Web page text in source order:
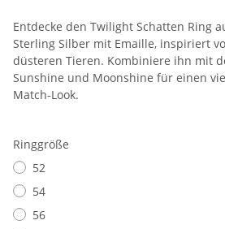
Entdecke den Twilight Schatten Ring
Sterling Silber mit Emaille, inspiriert
düsteren Tieren. Kombiniere ihn mit
Sunshine und Moonshine für einen
Match-Look.
Ringgröße
52
54
56